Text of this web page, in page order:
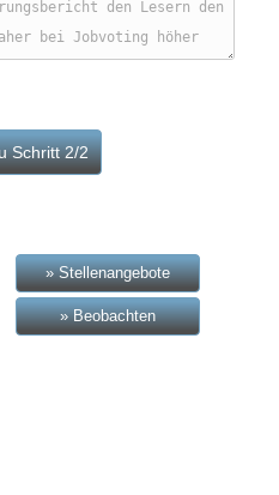
» Stellenangebote
» Beobachten